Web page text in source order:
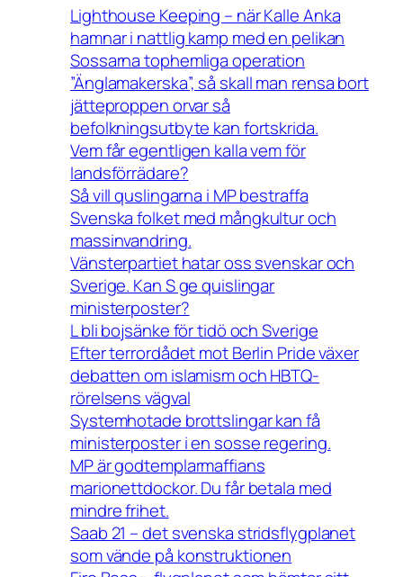
Lighthouse Keeping – när Kalle Anka
hamnar i nattlig kamp med en pelikan
Sossarna tophemliga operation
”Änglamakerska”, så skall man rensa bort
jätteproppen orvar så
befolkningsutbyte kan fortskrida.
Vem får egentligen kalla vem för
landsförrädare?
Så vill quslingarna i MP bestraffa
Svenska folket med mångkultur och
massinvandring.
Vänsterpartiet hatar oss svenskar och
Sverige. Kan S ge quislingar
ministerposter?
L bli bojsänke för tidö och Sverige
Efter terrordådet mot Berlin Pride växer
debatten om islamism och HBTQ-
rörelsens vägval
Systemhotade brottslingar kan få
ministerposter i en sosse regering.
MP är godtemplarmaffians
marionettdockor. Du får betala med
mindre frihet.
Saab 21 – det svenska stridsflygplanet
som vände på konstruktionen